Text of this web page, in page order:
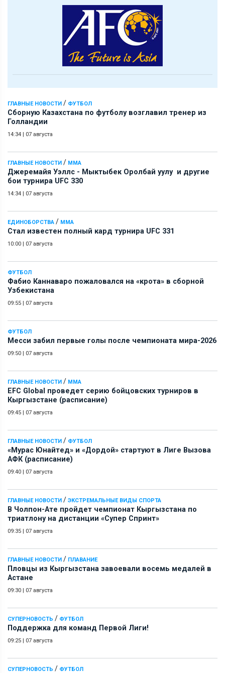
ГЛАВНЫЕ НОВОСТИ / ФУТБОЛ
Сборную Казахстана по футболу возглавил тренер из
Голландии
14:34 | 07 августа
ГЛАВНЫЕ НОВОСТИ / ММА
Джеремайя Уэллс - Мыктыбек Оролбай уулу и другие
бои турнира UFC 330
14:34 | 07 августа
ЕДИНОБОРСТВА / ММА
Стал известен полный кард турнира UFC 331
10:00 | 07 августа
ФУТБОЛ
Фабио Каннаваро пожаловался на «крота» в сборной
Узбекистана
09:55 | 07 августа
ФУТБОЛ
Месси забил первые голы после чемпионата мира-2026
09:50 | 07 августа
ГЛАВНЫЕ НОВОСТИ / ММА
EFC Global проведет серию бойцовских турниров в
Кыргызстане (расписание)
09:45 | 07 августа
ГЛАВНЫЕ НОВОСТИ / ФУТБОЛ
«Мурас Юнайтед» и «Дордой» стартуют в Лиге Вызова
АФК (расписание)
09:40 | 07 августа
ГЛАВНЫЕ НОВОСТИ / ЭКСТРЕМАЛЬНЫЕ ВИДЫ СПОРТА
В Чолпон-Ате пройдет чемпионат Кыргызстана по
триатлону на дистанции «Супер Спринт»
09:35 | 07 августа
ГЛАВНЫЕ НОВОСТИ / ПЛАВАНИЕ
Пловцы из Кыргызстана завоевали восемь медалей в
Астане
09:30 | 07 августа
СУПЕРНОВОСТЬ / ФУТБОЛ
Поддержка для команд Первой Лиги!
09:25 | 07 августа
СУПЕРНОВОСТЬ / ФУТБОЛ